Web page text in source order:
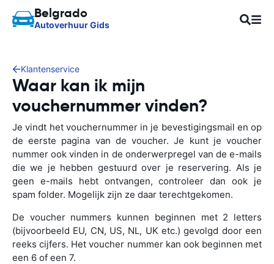
Belgrado
Autoverhuur Gids
Klantenservice
Waar kan ik mijn
vouchernummer vinden?
Je vindt het vouchernummer in je bevestigingsmail en op
de eerste pagina van de voucher. Je kunt je voucher
nummer ook vinden in de onderwerpregel van de e-mails
die we je hebben gestuurd over je reservering. Als je
geen e-mails hebt ontvangen, controleer dan ook je
spam folder. Mogelijk zijn ze daar terechtgekomen.
De voucher nummers kunnen beginnen met 2 letters
(bijvoorbeeld EU, CN, US, NL, UK etc.) gevolgd door een
reeks cijfers. Het voucher nummer kan ook beginnen met
een 6 of een 7.